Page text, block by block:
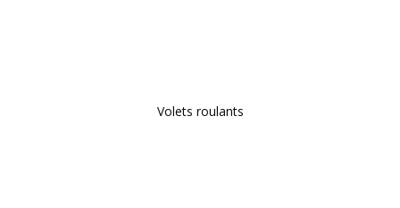
Volets roulants